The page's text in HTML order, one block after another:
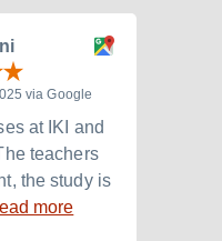
via Google
at IKI and
teachers
the study is
more